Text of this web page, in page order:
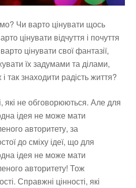
Чи варто цінувати щось
цінувати відчуття і почуття
цінувати свої фантазії,
їх задумами та ділами,
так знаходити радість життя?
які не обговорюються. Але для
ідея не може мати
авторитету, за
до сміху ідеї, що для
ідея не може мати
авторитету! Тож
Справжні цінності, які